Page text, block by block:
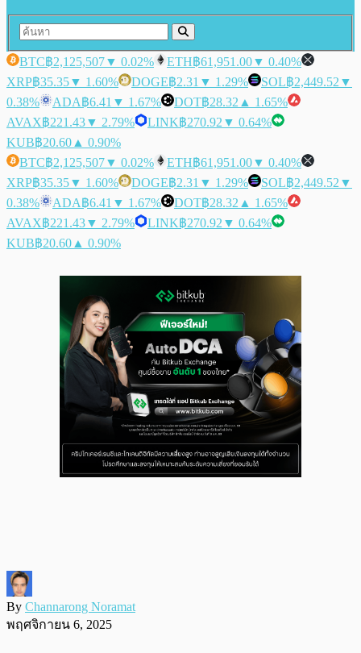
BTC฿2,125,507▼ 0.02% ETH฿61,951.00▼ 0.40%
XRP฿35.35▼ 1.60% DOGE฿2.31 ▼ 1.29% SOL฿2,449.52 ▼
0.38%
ADA฿6.41 ▼ 1.67% DOT฿28.32 ▲ 1.65%
AVAX฿221.43▼ 2.79% LINK฿270.92 ▼ 0.64%
KUB฿20.60 ▲ 0.90%
BTC฿2,125,507▼ 0.02% ETH฿61,951.00▼ 0.40%
XRP฿35.35▼ 1.60% DOGE฿2.31 ▼ 1.29% SOL฿2,449.52 ▼
0.38%
ADA฿6.41 ▼ 1.67% DOT฿28.32 ▲ 1.65%
AVAX฿221.43▼ 2.79% LINK฿270.92 ▼ 0.64%
KUB฿20.60 ▲ 0.90%
By Channarong Noramat
พฤศจิกายน 6, 2025